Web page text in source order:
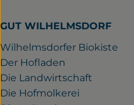
GUT WILHELMSDORF
Wilhelmsdorfer Biokiste
Der Hofladen
Die Landwirtschaft
Die Hofmolkerei